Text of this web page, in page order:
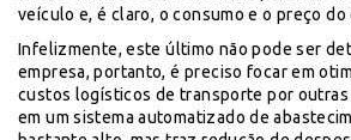
veículo e, é claro, o consumo e o preço
Infelizmente, este último não pode ser
empresa, portanto, é preciso focar em
custos logísticos de transporte por
em um sistema automatizado de